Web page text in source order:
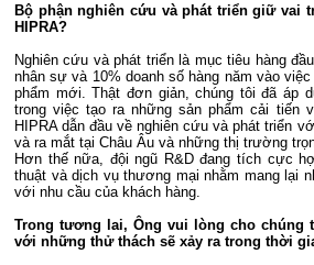
Bộ phận nghiên cứu và phát triển giữ vai
HIPRA?
Nghiên cứu và phát triển là mục tiêu hàng
nhân sự và 10% doanh số hàng năm vào
phẩm mới. Thật đơn giản, chúng tôi đã áp
trong việc tạo ra những sản phẩm cải
HIPRA dẫn đầu về nghiên cứu và phát triển
và ra mắt tại Châu Âu và những thị trường
Hơn thế nữa, đội ngũ R&D đang tích cực
thuật và dịch vụ thương mại nhằm mang lại
với nhu cầu của khách hàng.
Trong tương lai, Ông vui lòng cho chúng
với những thử thách sẽ xảy ra trong thời